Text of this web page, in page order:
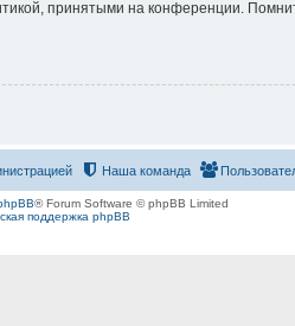
принятыми на конференции.
Наша команда
® Forum Software © phpBB Limited
поддержка phpBB